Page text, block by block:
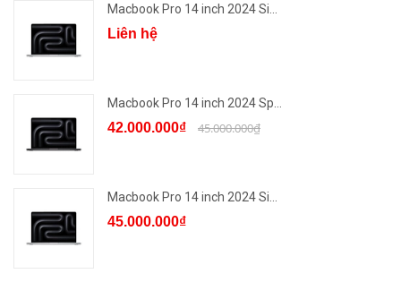
Macbook Pro 14 inch 2024 Si...
Liên hệ
Macbook Pro 14 inch 2024 Sp...
42.000.000₫ 45.000.000₫
Macbook Pro 14 inch 2024 Si...
45.000.000₫